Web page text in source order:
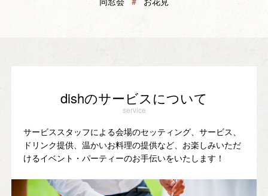
dishのサービスについて
service
サービススタッフによる会場のセッティング、サービス、
ドリンク提供、温かいお料理の提供など、お楽しみいただ
けるイベント・パーティーのお手伝いをいたします！